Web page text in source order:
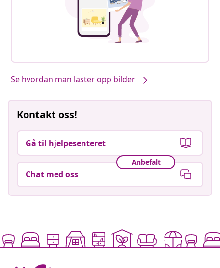
Se hvordan man laster opp bilder
Kontakt oss!
Gå til hjelpesenteret
Anbefalt
Chat med oss